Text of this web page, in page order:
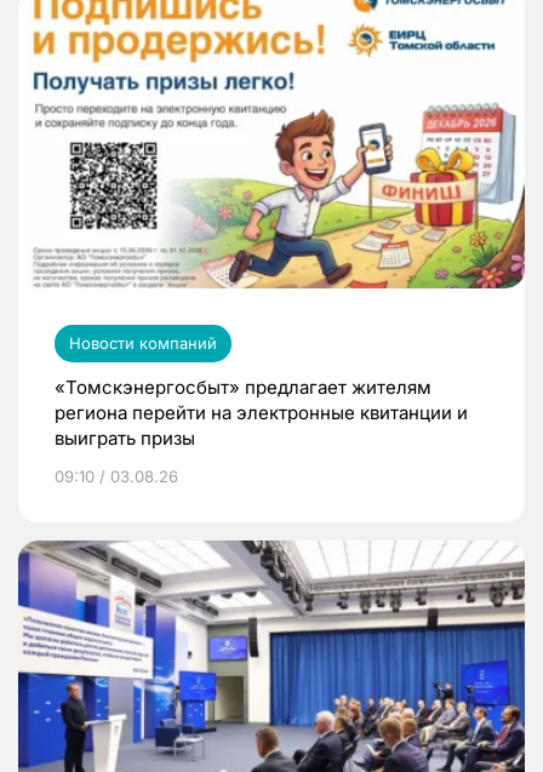
Новости компаний
«Томскэнергосбыт» предлагает жителям
региона перейти на электронные квитанции и
выиграть призы
09:10 / 03.08.26